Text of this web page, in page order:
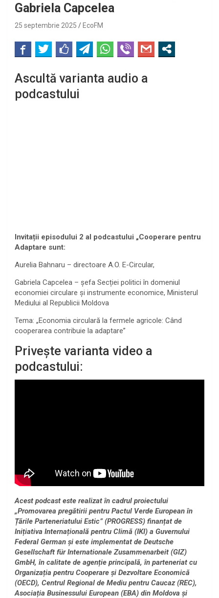
Gabriela Capcelea
25 septembrie 2025 EcoFM
Ascultă varianta audio a
podcastului
Invitații episodului 2 al podcastului „Cooperare pentru
Adaptare sunt:
Aurelia Bahnaru – directoare A.O. E-Circular,
Gabriela Capcelea – șefa Secției politici în domeniul
economiei circulare și instrumente economice, Ministerul
Mediului al Republicii Moldova
Tema: „Economia circulară la fermele agricole: Când
cooperarea contribuie la adaptare”
Privește varianta video a
podcastului:
Acest podcast este realizat în cadrul proiectului
„Promovarea pregătirii pentru Pactul Verde European în
Țările Parteneriatului Estic” (PROGRESS) finanțat de
Inițiativa Internațională pentru Climă (IKI) a Guvernului
Federal German și este implementat de Deutsche
Gesellschaft für Internationale Zusammenarbeit (GIZ)
GmbH, în calitate de agenție principală, în parteneriat cu
Organizația pentru Cooperare și Dezvoltare Economică
(OECD), Centrul Regional de Mediu pentru Caucaz (REC),
Asociația Businessului European (EBA) din Moldova și